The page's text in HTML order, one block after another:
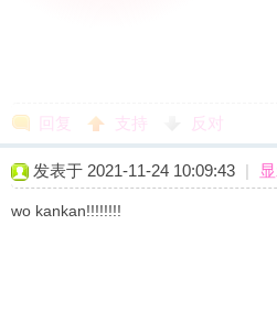
回复 支持 反对
发表于 2021-11-24 10:09:43 |
wo kankan!!!!!!!!